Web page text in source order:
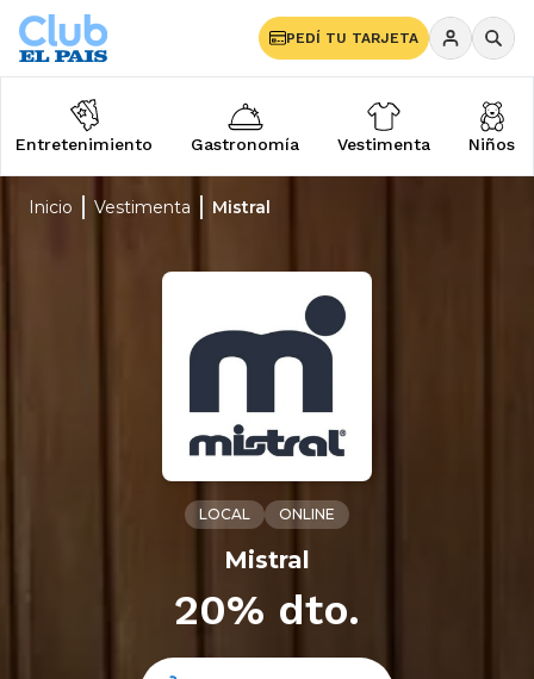
PEDÍ TU TARJETA
Entretenimiento Gastronomía Vestimenta Niños
Inicio Vestimenta Mistral
LOCAL ONLINE
Mistral
20% dto.